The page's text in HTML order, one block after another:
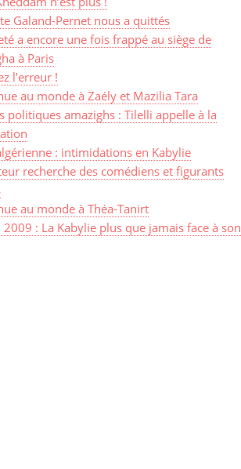
Galand-Pernet nous a quittés
a encore une fois frappé au siège de
à Paris
l’erreur !
au monde à Zaély et Mazilia Tara
politiques amazighs : Tilelli appelle à la
: intimidations en Kabylie
recherche des comédiens et figurants
au monde à Théa-Tanirt
: La Kabylie plus que jamais face à son